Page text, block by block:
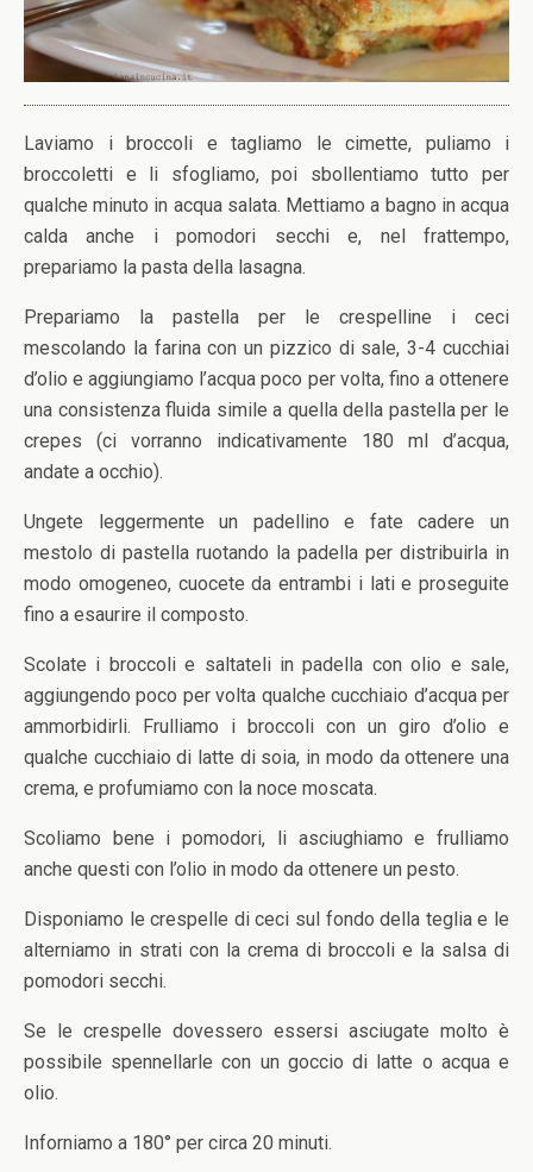
Laviamo i broccoli e tagliamo le cimette, puliamo i
broccoletti e li sfogliamo, poi sbollentiamo tutto per
qualche minuto in acqua salata. Mettiamo a bagno in acqua
calda anche i pomodori secchi e, nel frattempo,
prepariamo la pasta della lasagna.
Prepariamo la pastella per le crespelline i ceci
mescolando la farina con un pizzico di sale, 3-4 cucchiai
d’olio e aggiungiamo l’acqua poco per volta, fino a ottenere
una consistenza fluida simile a quella della pastella per le
crepes (ci vorranno indicativamente 180 ml d’acqua,
andate a occhio).
Ungete leggermente un padellino e fate cadere un
mestolo di pastella ruotando la padella per distribuirla in
modo omogeneo, cuocete da entrambi i lati e proseguite
fino a esaurire il composto.
Scolate i broccoli e saltateli in padella con olio e sale,
aggiungendo poco per volta qualche cucchiaio d’acqua per
ammorbidirli. Frulliamo i broccoli con un giro d’olio e
qualche cucchiaio di latte di soia, in modo da ottenere una
crema, e profumiamo con la noce moscata.
Scoliamo bene i pomodori, li asciughiamo e frulliamo
anche questi con l’olio in modo da ottenere un pesto.
Disponiamo le crespelle di ceci sul fondo della teglia e le
alterniamo in strati con la crema di broccoli e la salsa di
pomodori secchi.
Se le crespelle dovessero essersi asciugate molto è
possibile spennellarle con un goccio di latte o acqua e
olio.
Inforniamo a 180° per circa 20 minuti.